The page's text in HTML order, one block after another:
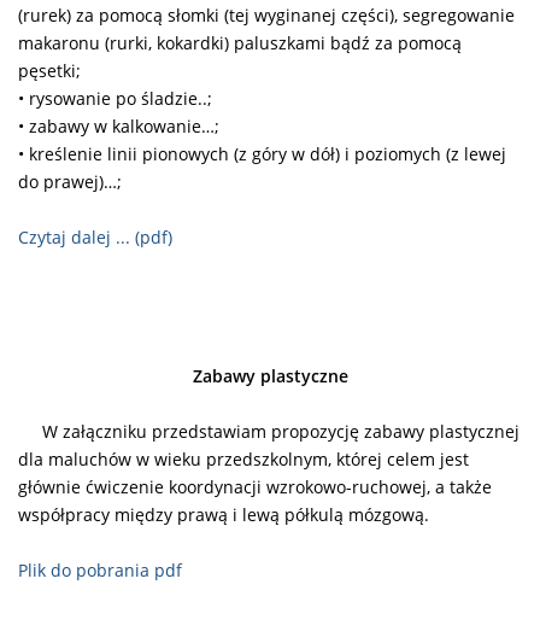
(rurek) za pomocą słomki (tej wyginanej części), segregowanie
makaronu (rurki, kokardki) paluszkami bądź za pomocą
pęsetki;
• rysowanie po śladzie..;
• zabawy w kalkowanie…;
• kreślenie linii pionowych (z góry w dół) i poziomych (z lewej
do prawej)…;
Czytaj dalej ... (pdf)
Zabawy plastyczne
W załączniku przedstawiam propozycję zabawy plastycznej
dla maluchów w wieku przedszkolnym, której celem jest
głównie ćwiczenie koordynacji wzrokowo-ruchowej, a także
współpracy między prawą i lewą półkulą mózgową.
Plik do pobrania pdf